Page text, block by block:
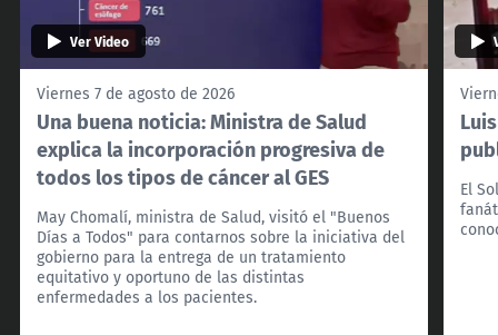
Ver Video
Viernes 7 de agosto de 2026
Una buena noticia: Ministra de Salud
explica la incorporación progresiva de
todos los tipos de cáncer al GES
May Chomalí, ministra de Salud, visitó el "Buenos
Días a Todos" para contarnos sobre la iniciativa del
gobierno para la entrega de un tratamiento
equitativo y oportuno de las distintas
enfermedades a los pacientes.
El